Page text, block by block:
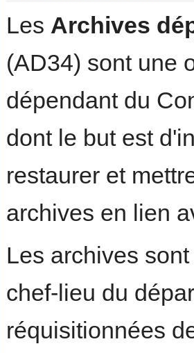
Les Archives
(AD34) sont une
dépendant du
dont le but est
restaurer et
archives en lien
Les archives
chef-lieu du
réquisitionnées